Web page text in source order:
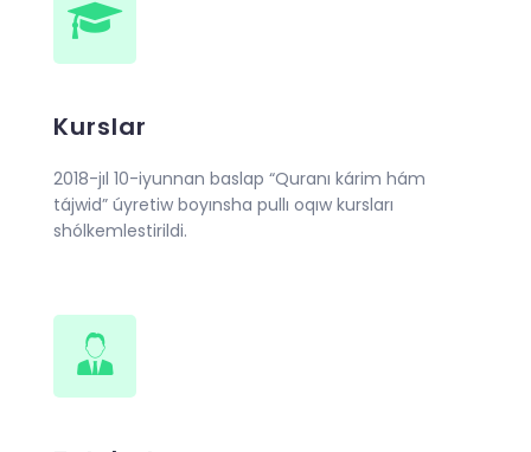
Kurslar
2018-jıl 10-iyunnan baslap “Quranı kárim hám
tájwid” úyretiw boyınsha pullı oqıw kursları
shólkemlestirildi.